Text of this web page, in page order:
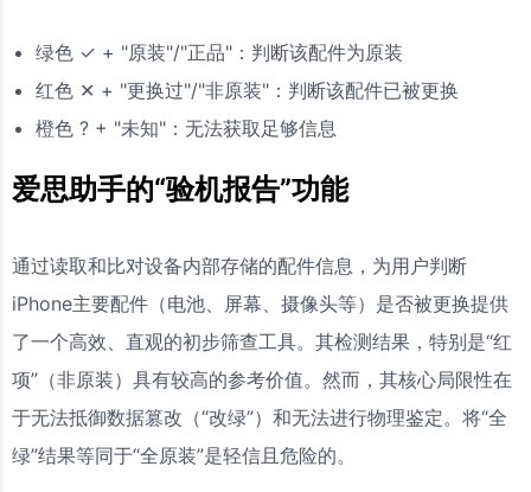
绿色 ✓ + "原装"/"正品"：判断该配件为原装
红色 ✕ + "更换过"/"非原装"：判断该配件已被更换
橙色 ? + "未知"：无法获取足够信息
爱思助手的“验机报告”功能
通过读取和比对设备内部存储的配件信息，为用户判断
iPhone主要配件（电池、屏幕、摄像头等）是否被更换提供
了一个高效、直观的初步筛查工具。其检测结果，特别是“红
项”（非原装）具有较高的参考价值。然而，其核心局限性在
于无法抵御数据篡改（“改绿”）和无法进行物理鉴定。将“全
绿”结果等同于“全原装”是轻信且危险的。